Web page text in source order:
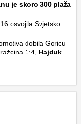
je skoro 300 plaža
osvojila Svjetsko
dobila Goricu
1:4, Hajduk